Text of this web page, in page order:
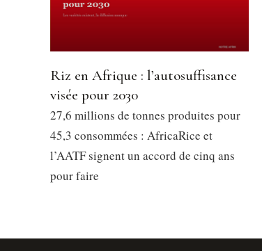
Riz en Afrique : l’autosuffisance
visée pour 2030
27,6 millions de tonnes produites pour
45,3 consommées : AfricaRice et
l’AATF signent un accord de cinq ans
pour faire